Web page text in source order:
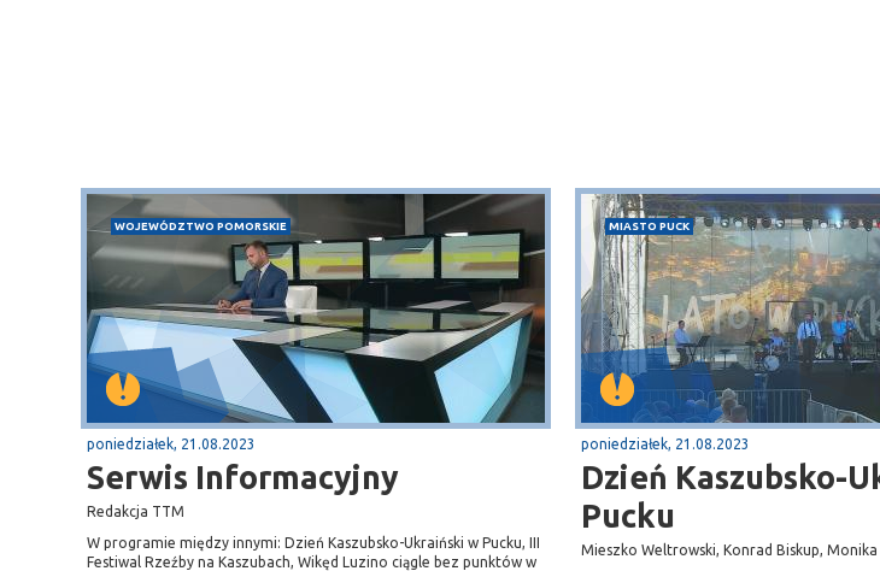
WOJEWÓDZTWO POMORSKIE
poniedziałek, 21.08.2023
Serwis Informacyjny
Redakcja TTM
W programie między innymi: Dzień Kaszubsko-Ukraiński w Pucku, III
Festiwal Rzeźby na Kaszubach, Wikęd Luzino ciągle bez punktów w
MIASTO PUCK
poniedziałek, 21.08.2023
Dzień Kaszubsko-
Pucku
Mieszko Weltrowski, Konrad Biskup,
Sopot Puck
Przystań, molo